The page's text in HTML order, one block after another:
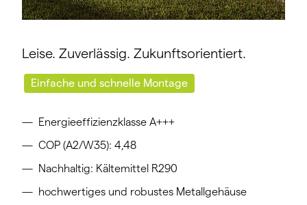
Leise. Zuverlässig. Zukunftsorientiert.
Einfache und schnelle Montage
Energieeffizienzklasse A+++
COP (A2/W35): 4,48
Nachhaltig: Kältemittel R290
hochwertiges und robustes Metallgehäuse